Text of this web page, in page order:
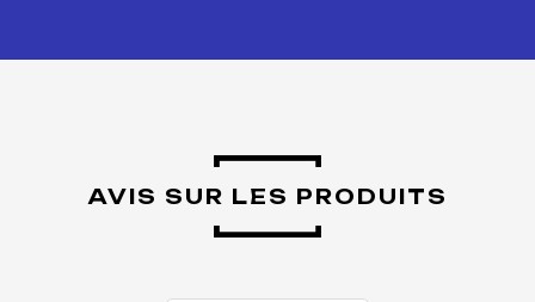
AVIS SUR LES PRODUITS